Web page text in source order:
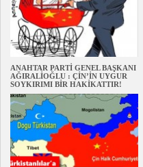
ANAHTAR PARTİ GENEL BAŞKANI
AĞIRALİOĞLU : ÇİN’İN UYGUR
SOYKIRIMI BİR HAKİKATTIR!